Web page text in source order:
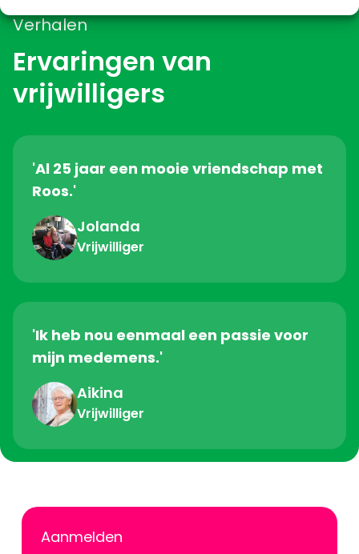
Verhalen
Ervaringen van
vrijwilligers
'Al 25 jaar een mooie vriendschap met
Roos.'
Jolanda
Vrijwilliger
'Ik heb nou eenmaal een passie voor
mijn medemens.'
Aikina
Vrijwilliger
Aanmelden